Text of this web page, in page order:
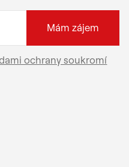
Mám zájem
ochrany soukromí